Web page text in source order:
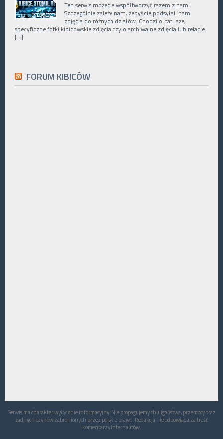
Ten serwis możecie współtworzyć razem z nami.
Szczególnie zależy nam, żebyście podsyłali nam
zdjęcia do różnych działów. Chodzi o. tatuaże,
specyficzne fotki kibicowskie zdjęcia czy o archiwalne zdjęcia lub relacje.
[…]
FORUM KIBICÓW
Serwis ma charakter wyłącznie informacyjny. Nie propagujemy chuligaństwa, przemocy oraz
żadnych czynów zabronionych przez polskie prawo. Redakcja nie odpowiada za treść
komentarzy internautów.